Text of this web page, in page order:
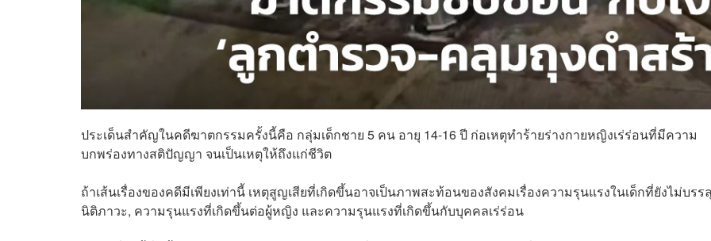
ประเด็นสำคัญในคดีฆาตกรรมครั้งนี้คือ กลุ่มเด็กชาย 5 คน อายุ 14-16 ปี ก่อเหตุทำร้ายร่างกายหญิงเร่ร่อนที่มีความ
บกพร่องทางสติปัญญา จนเป็นเหตุให้ถึงแก่ชีวิต
ถ้าเส้นเรื่องของคดีมีเพียงเท่านี้ เหตุสูญเสียที่เกิดขึ้นอาจเป็นภาพสะท้อนของสังคมเรื่องความรุนแรงในเด็กที่ยังไม่บรร
นิติภาวะ, ความรุนแรงที่เกิดขึ้นต่อผู้หญิง และความรุนแรงที่เกิดขึ้นกับบุคคลเร่ร่อน